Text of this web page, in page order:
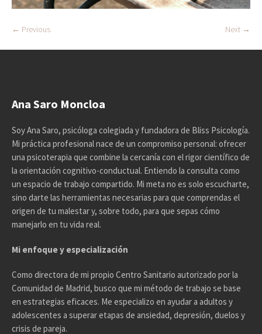
← Previous Next →
Ana Saro Moncloa
Soy Ana Saro, psicóloga colegiada y fundadora de Bliss Psicología.
Mi práctica profesional nace de un compromiso personal: ofrecer
una psicoterapia que combine la cercanía con el rigor científico de
la orientación cognitivo-conductual. Entiendo la consulta como
un espacio de trabajo compartido. Mi meta no es solo escucharte,
sino darte las herramientas necesarias para que comprendas el
origen de tu malestar y, sobre todo, para que sepas cómo
manejarlo en tu vida real.
Mi enfoque y especialización
Como directora de mi propio Centro Sanitario autorizado por la
Comunidad de Madrid, busco que mi método de trabajo se base
en estrategias eficaces. Me especializo en ayudar a adultos y
adolescentes a superar etapas de ansiedad, depresión, duelos y
crisis de pareja.